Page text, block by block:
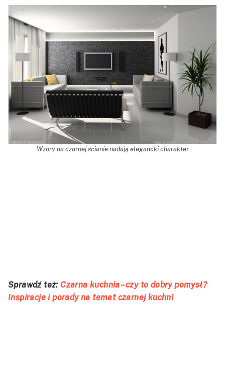
Wzory na czarnej ścianie nadają elegancki charakter
Sprawdź też: Czarna kuchnia – czy to dobry pomysł?
Inspiracje i porady na temat czarnej kuchni